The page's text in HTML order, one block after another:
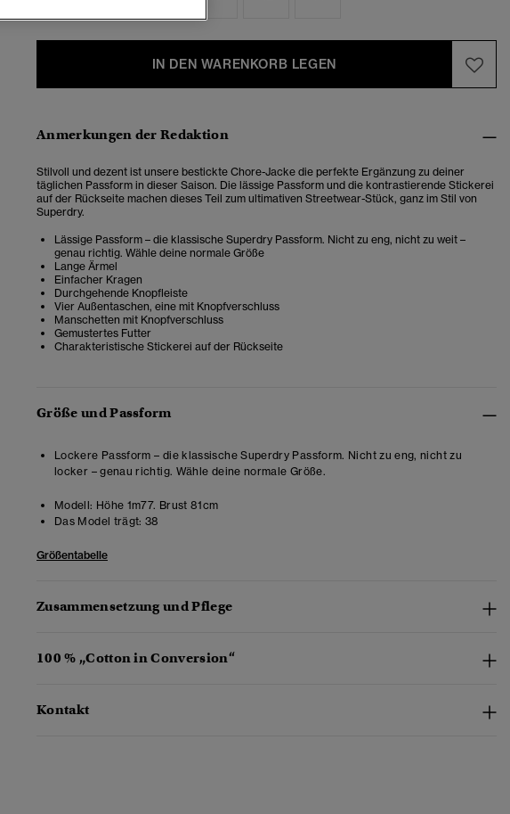
IN DEN WARENKORB LEGEN
Anmerkungen der Redaktion
Stilvoll und dezent ist unsere bestickte Chore-Jacke die perfekte Ergänzung zu deiner
täglichen Passform in dieser Saison. Die lässige Passform und die kontrastierende Stickerei
auf der Rückseite machen dieses Teil zum ultimativen Streetwear-Stück, ganz im Stil von
Superdry.
Lässige Passform – die klassische Superdry Passform. Nicht zu eng, nicht zu weit –
genau richtig. Wähle deine normale Größe
Lange Ärmel
Einfacher Kragen
Durchgehende Knopfleiste
Vier Außentaschen, eine mit Knopfverschluss
Manschetten mit Knopfverschluss
Gemustertes Futter
Charakteristische Stickerei auf der Rückseite
Größe und Passform
Lockere Passform – die klassische Superdry Passform. Nicht zu eng, nicht zu
locker – genau richtig. Wähle deine normale Größe.
Modell: Höhe 1m77. Brust 81cm
Das Model trägt: 38
Größentabelle
Zusammensetzung und Pflege
100 % „Cotton in Conversion“
Kontakt